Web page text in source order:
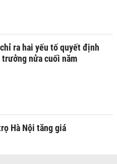
ra hai yếu tố quyết định
nửa cuối năm
Hà Nội tăng giá